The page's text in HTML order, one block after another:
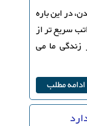
در این باره
سریع تر از
زندگی ما می
ادامه مطلب